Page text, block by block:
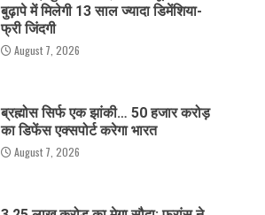
बुढ़ापे में मिलेगी 13 साल ज्यादा डिमेंशिया-
फ्री जिंदगी
August 7, 2026
ब्रह्मोस सिर्फ एक झांकी… 50 हजार करोड़
का डिफेंस एक्सपोर्ट करेगा भारत
August 7, 2026